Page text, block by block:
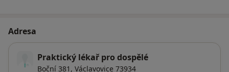
Adresa
Praktický lékař pro dospělé
Boční 381, Václavovice 73934